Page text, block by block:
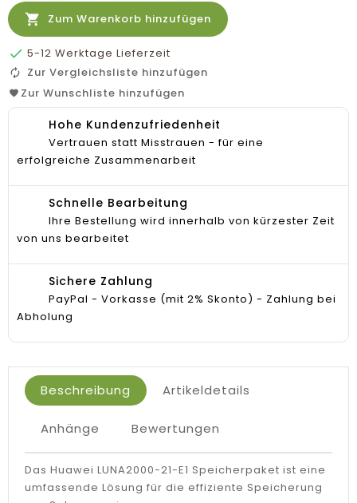
 Zum Warenkorb hinzufügen
 5-12 Werktage Lieferzeit
Zur Vergleichsliste hinzufügen
Zur Wunschliste hinzufügen
Hohe Kundenzufriedenheit
Vertrauen statt Misstrauen - für eine
erfolgreiche Zusammenarbeit
Schnelle Bearbeitung
Ihre Bestellung wird innerhalb von kürzester Zeit
von uns bearbeitet
Sichere Zahlung
PayPal - Vorkasse (mit 2% Skonto) - Zahlung bei
Abholung
Beschreibung Artikeldetails
Anhänge Bewertungen
Das Huawei LUNA2000-21-E1 Speicherpaket ist eine
umfassende Lösung für die effiziente Speicherung